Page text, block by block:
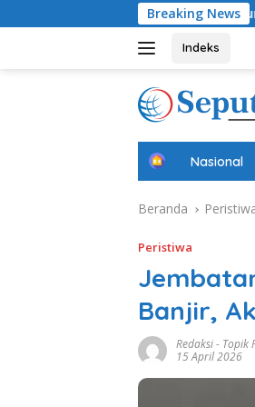
ke
Breaking News
Desa Purwasari
Indeks
B
a
d
Nasional
Beranda
Peristiwa
Banjir,
Redaksi- Topik
15 April 2026